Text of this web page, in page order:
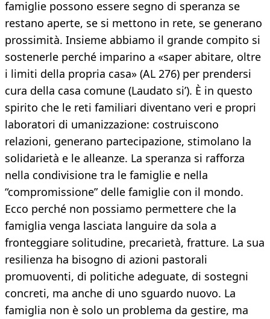
famiglie possono essere segno di speranza se
restano aperte, se si mettono in rete, se generano
prossimità. Insieme abbiamo il grande compito si
sostenerle perché imparino a «saper abitare, oltre
i limiti della propria casa» (AL 276) per prendersi
cura della casa comune (Laudato si’). È in questo
spirito che le reti familiari diventano veri e propri
laboratori di umanizzazione: costruiscono
relazioni, generano partecipazione, stimolano la
solidarietà e le alleanze. La speranza si rafforza
nella condivisione tra le famiglie e nella
“compromissione” delle famiglie con il mondo.
Ecco perché non possiamo permettere che la
famiglia venga lasciata languire da sola a
fronteggiare solitudine, precarietà, fratture. La sua
resilienza ha bisogno di azioni pastorali
promuoventi, di politiche adeguate, di sostegni
concreti, ma anche di uno sguardo nuovo. La
famiglia non è solo un problema da gestire, ma